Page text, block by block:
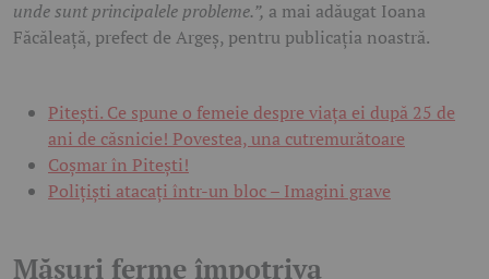
unde sunt principalele probleme.”, a mai adăugat Ioana
Făcăleață, prefect de Argeș, pentru publicația noastră.
Pitești. Ce spune o femeie despre viața ei după 25 de
ani de căsnicie! Povestea, una cutremurătoare
Coșmar în Pitești!
Polițiști atacați într-un bloc – Imagini grave
Măsuri ferme împotriva